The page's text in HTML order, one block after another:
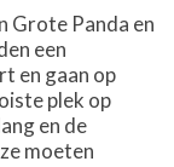
Grote Panda en
een
en gaan op
plek op
en de
moeten